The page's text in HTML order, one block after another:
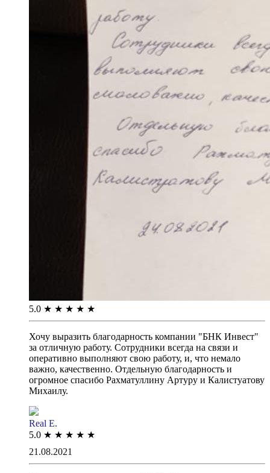
5.0 ★ ★ ★ ★ ★
Хочу выразить благодарность компании "БНК Инвест"
за отличную работу. Сотрудники всегда на связи и
оперативно выполняют свою работу, и, что немало
важно, качественно. Отдельную благодарность и
огромное спасибо Рахматуллину Артуру и Калистуатову
Михаилу.
Real E.
5.0 ★ ★ ★ ★ ★
21.08.2021